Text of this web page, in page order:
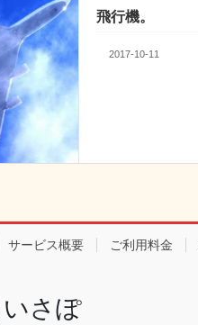
飛行機。
2017-10-11
サービス概要 ご利用料金
さぽ